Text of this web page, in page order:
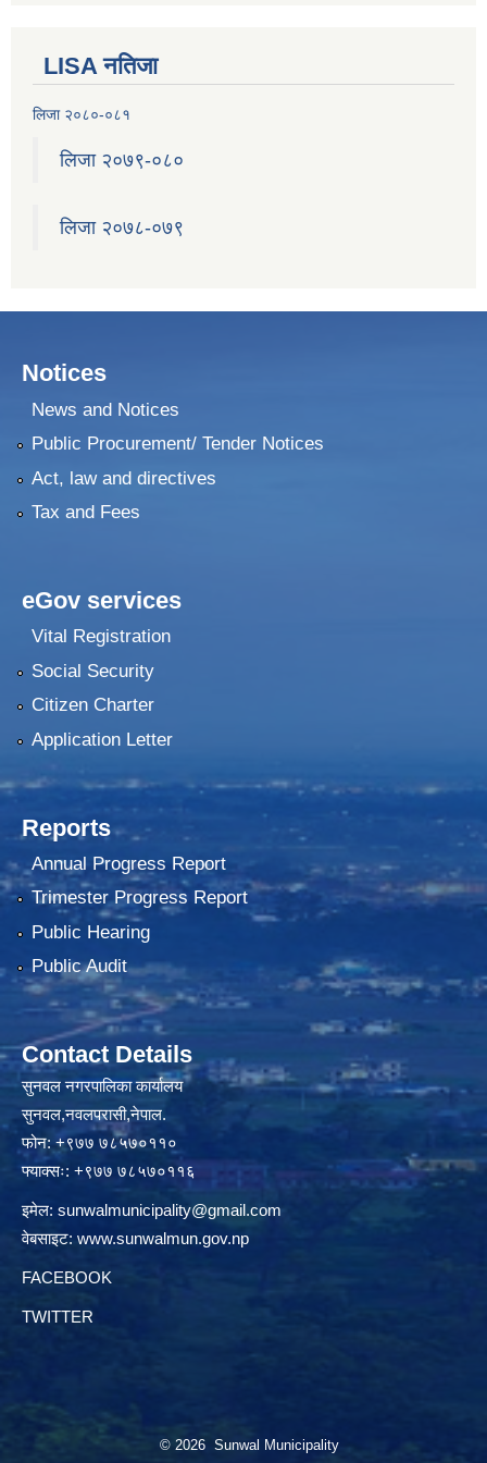
LISA नतिजा
लिजा २०८०-०८१
लिजा २०७९-०८०
लिजा २०७८-०७९
Notices
News and Notices
Public Procurement/ Tender Notices
Act, law and directives
Tax and Fees
eGov services
Vital Registration
Social Security
Citizen Charter
Application Letter
Reports
Annual Progress Report
Trimester Progress Report
Public Hearing
Public Audit
Contact Details
सुनवल नगरपालिका कार्यालय
सुनवल,नवलपरासी,नेपाल.
फोन: +९७७ ७८५७०११०
फ्याक्सः: +९७७ ७८५७०११६
इमेल: sunwalmunicipality@gmail.com
वेबसाइट: www.sunwalmun.gov.np
FACEBOOK
TWITTER
© 2026 Sunwal Municipality